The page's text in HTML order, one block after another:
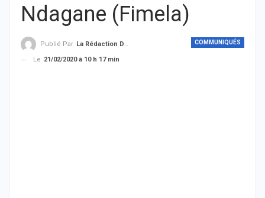
Ndagane (Fimela)
COMMUNIQUÉS
Publié Par La Rédaction De THIEYSENEGAL.com
Le 21/02/2020 à 10 h 17 min